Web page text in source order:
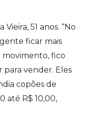
51 anos. “No
ficar mais
movimento, fico
vender. Eles
copões de
até R$ 10,00,